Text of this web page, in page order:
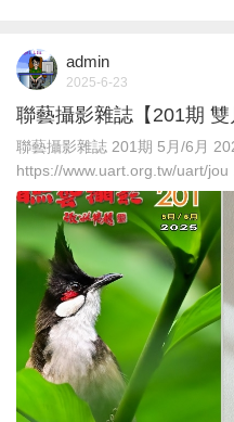
admin
2025-6-23
聯藝攝影雜誌【201期
聯藝攝影雜誌 201期 5月/6月
https://www.uart.org.tw/uart/jou